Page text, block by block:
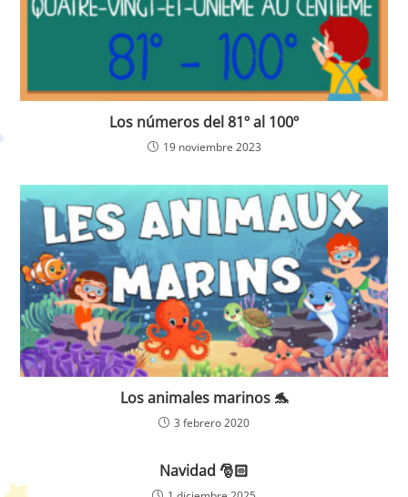
Los números del 81º al 100º
19 noviembre 2023
Los animales marinos 🐬
3 febrero 2020
Navidad 🎅🏻